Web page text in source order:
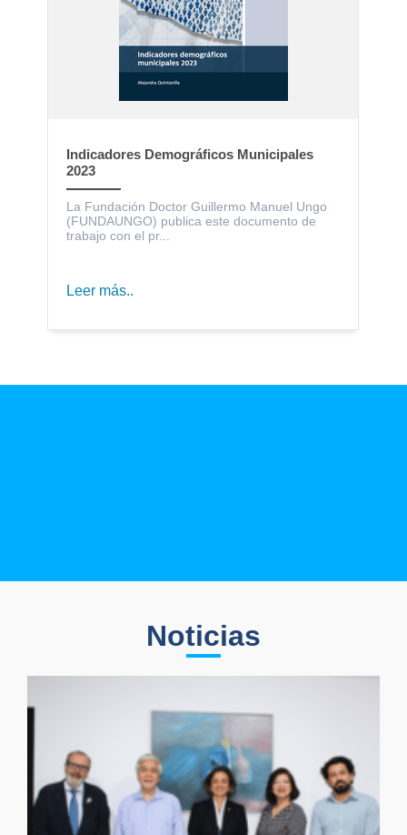
Indicadores Demográficos Municipales
2023
La Fundación Doctor Guillermo Manuel Ungo
(FUNDAUNGO) publica este documento de
trabajo con el pr...
Leer más..
Noticias